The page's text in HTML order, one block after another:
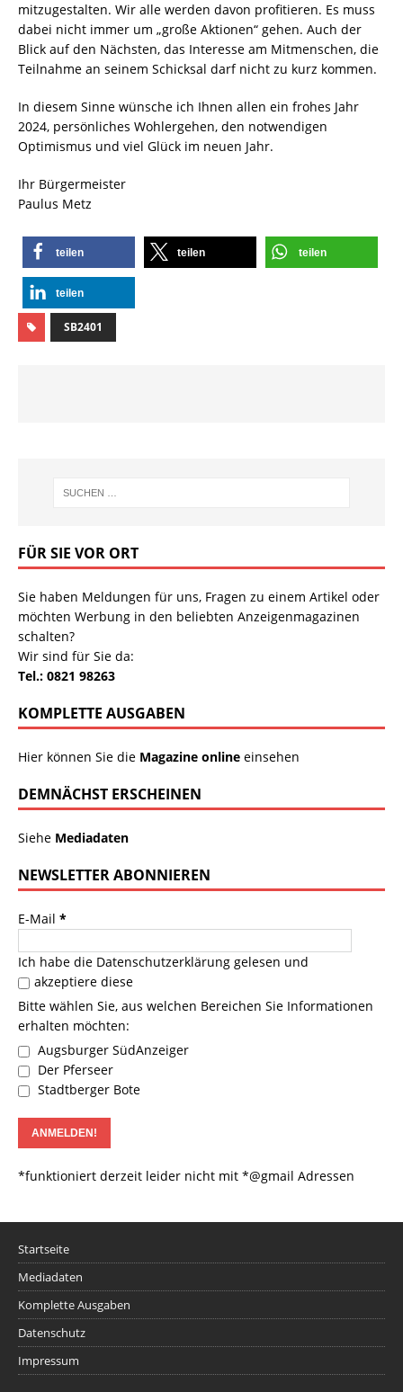
mitzugestalten. Wir alle werden davon profitieren. Es muss
dabei nicht immer um „große Aktionen“ gehen. Auch der
Blick auf den Nächsten, das Interesse am Mitmenschen, die
Teilnahme an seinem Schicksal darf nicht zu kurz kommen.
In diesem Sinne wünsche ich Ihnen allen ein frohes Jahr
2024, persönliches Wohlergehen, den notwendigen
Optimismus und viel Glück im neuen Jahr.
Ihr Bürgermeister
Paulus Metz
teilen teilen teilen
teilen
SB2401
FÜR SIE VOR ORT
Sie haben Meldungen für uns, Fragen zu einem Artikel oder
möchten Werbung in den beliebten Anzeigenmagazinen
schalten?
Wir sind für Sie da:
Tel.: 0821 98263
KOMPLETTE AUSGABEN
Hier können Sie die Magazine online einsehen
DEMNÄCHST ERSCHEINEN
Siehe Mediadaten
NEWSLETTER ABONNIEREN
E-Mail *
Ich habe die Datenschutzerklärung gelesen und
akzeptiere diese
Bitte wählen Sie, aus welchen Bereichen Sie Informationen
erhalten möchten:
Augsburger SüdAnzeiger
Der Pferseer
Stadtberger Bote
*funktioniert derzeit leider nicht mit *@gmail Adressen
Startseite
Mediadaten
Komplette Ausgaben
Datenschutz
Impressum